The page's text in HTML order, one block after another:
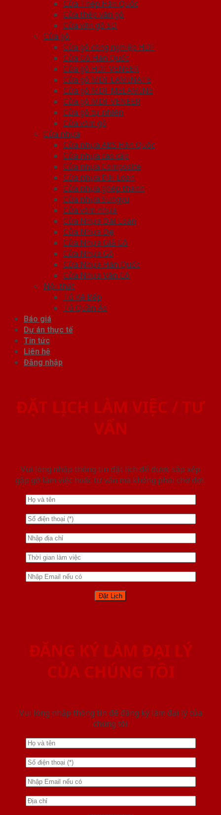
Cửa Thép Hàn Quốc
Cửa thép vân gỗ
Cửa vân gỗ 5D
Cửa gỗ
Cửa gỗ công nghiệp HDF
Cửa Gỗ Hàn Quốc
Cửa gỗ HDF VENEER
Cửa gỗ MDF LAMINATE
Cửa gỗ MDF MELAMINE
Cửa gỗ MDF VENEER
Cửa gỗ tự nhiên
Cửa vòm gỗ
Cửa nhựa
Cửa nhựa ABS Hàn Quốc
Cửa nhựa cao cấp
Cửa nhựa Composite
Cửa nhựa Đài Loan
Cửa nhựa ghép thanh
Cửa nhựa Sungyu
Cửa vòm nhựa
Cửa Nhựa Đài Loan
Cửa Nhựa Đẹp
Cửa Nhựa Giả Gỗ
Cửa Nhựa Gỗ
Cửa Nhựa Hàn Quốc
Cửa Nhựa Vân Gỗ
Nội thất
Tủ Kệ Bếp
Tủ Quần Áo
Báo giá
Dự án thực tế
Tin tức
Liên hệ
Đăng nhập
ĐẶT LỊCH LÀM VIỆC / TƯ
VẤN
Vui lòng nhập thông tin đặt lịch để được sắp xếp
gặp gỡ làm việc hoăc tư vấn mà không phải chờ đợi.
ĐĂNG KÝ LÀM ĐẠI LÝ
CỦA CHÚNG TÔI
Vui lòng nhập thông tin để đăng ký làm đại lý của
chúng tôi